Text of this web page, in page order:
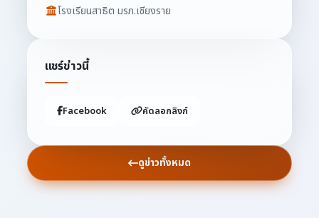
โรงเรียนสาธิต มรภ.เชียงราย
แชร์ข่าวนี้
Facebook คัดลอกลิงก์
ดูข่าวทั้งหมด